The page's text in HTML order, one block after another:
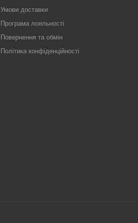
Умови доставки
Програма лояльності
Повернення та обмін
Політика конфіденційності